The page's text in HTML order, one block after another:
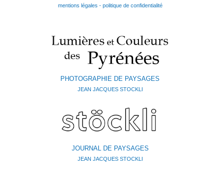
mentions légales - politique de confidentialité
PHOTOGRAPHIE DE PAYSAGES
JEAN JACQUES STOCKLI
JOURNAL DE PAYSAGES
JEAN JACQUES STOCKLI